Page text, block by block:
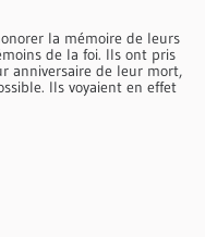
la mémoire de leurs
de la foi. Ils ont pris
anniversaire de leur mort,
Ils voyaient en effet